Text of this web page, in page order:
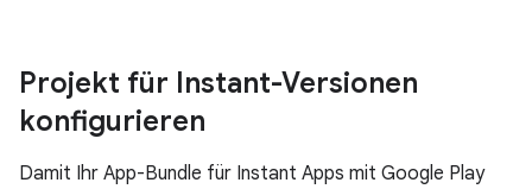
Projekt für Instant-Versionen
konfigurieren
Damit Ihr App-Bundle für Instant Apps mit Google Play